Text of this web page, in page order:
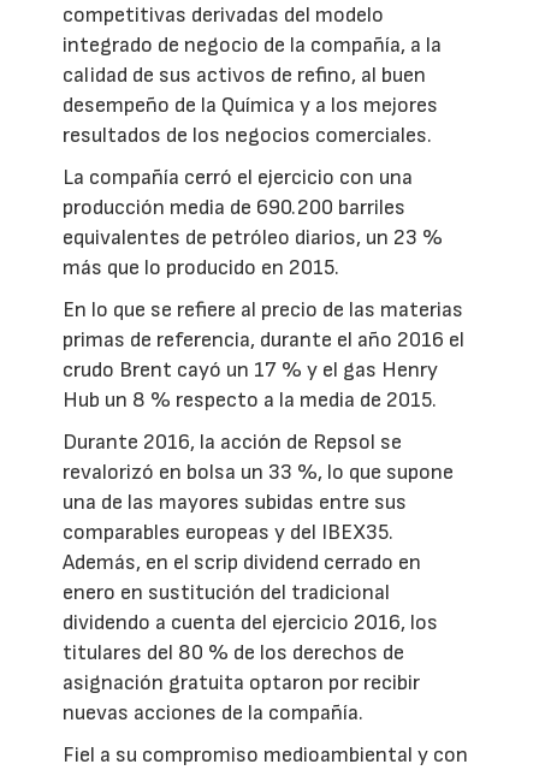
competitivas derivadas del modelo
integrado de negocio de la compañía, a la
calidad de sus activos de refino, al buen
desempeño de la Química y a los mejores
resultados de los negocios comerciales.
La compañía cerró el ejercicio con una
producción media de 690.200 barriles
equivalentes de petróleo diarios, un 23 %
más que lo producido en 2015.
En lo que se refiere al precio de las materias
primas de referencia, durante el año 2016 el
crudo Brent cayó un 17 % y el gas Henry
Hub un 8 % respecto a la media de 2015.
Durante 2016, la acción de Repsol se
revalorizó en bolsa un 33 %, lo que supone
una de las mayores subidas entre sus
comparables europeas y del IBEX35.
Además, en el scrip dividend cerrado en
enero en sustitución del tradicional
dividendo a cuenta del ejercicio 2016, los
titulares del 80 % de los derechos de
asignación gratuita optaron por recibir
nuevas acciones de la compañía.
Fiel a su compromiso medioambiental y con